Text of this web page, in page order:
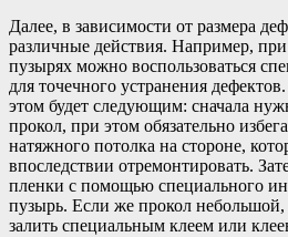
Далее, в зависимости от размера
различные действия. Например,
пузырях можно воспользоваться
для точечного устранения
этом будет следующим: сначала
прокол, при этом обязательно
натяжного потолка на стороне,
впоследствии отремонтировать.
пленки с помощью специального
пузырь. Если же прокол
залить специальным клеем или